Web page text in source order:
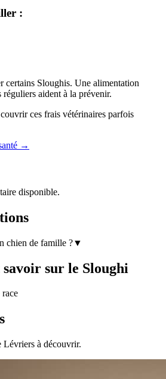
:
certains Sloughis. Une alimentation
aident à la prévenir.
ces frais vétérinaires parfois
→
disponible.
chien de famille ?▼
sur le Sloughi
race
Lévriers à découvrir.